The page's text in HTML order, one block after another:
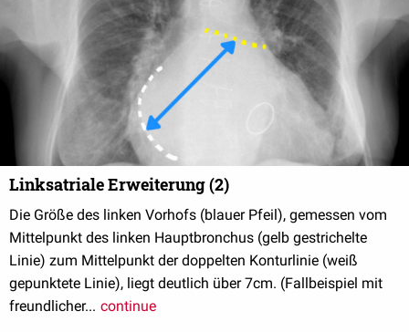
Linksatriale Erweiterung (2)
Die Größe des linken Vorhofs (blauer Pfeil), gemessen vom
Mittelpunkt des linken Hauptbronchus (gelb gestrichelte
Linie) zum Mittelpunkt der doppelten Konturlinie (weiß
gepunktete Linie), liegt deutlich über 7cm. (Fallbeispiel mit
freundlicher... continue